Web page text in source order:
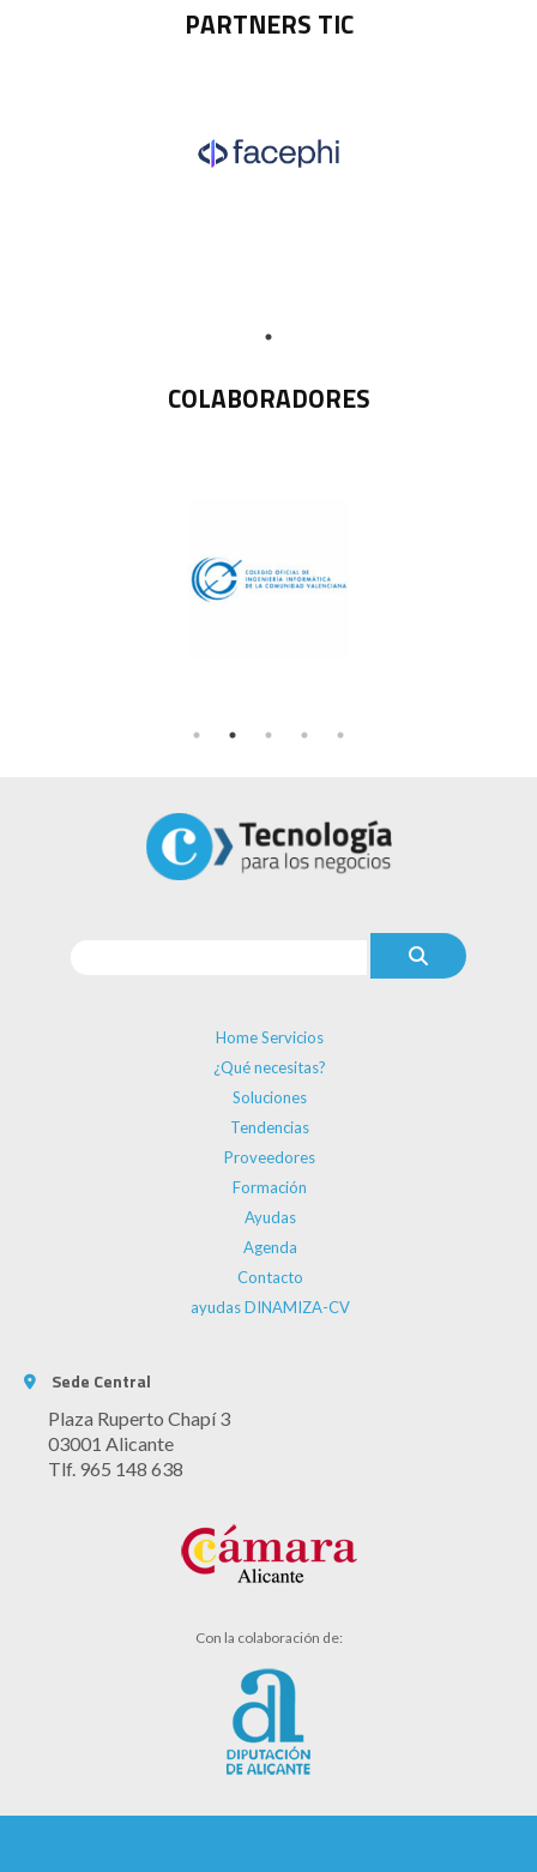
PARTNERS TIC
COLABORADORES
Home Servicios
¿Qué necesitas?
Soluciones
Tendencias
Proveedores
Formación
Ayudas
Agenda
Contacto
ayudas DINAMIZA-CV
Sede Central
Plaza Ruperto Chapí 3
03001 Alicante
Tlf. 965 148 638
Con la colaboración de: